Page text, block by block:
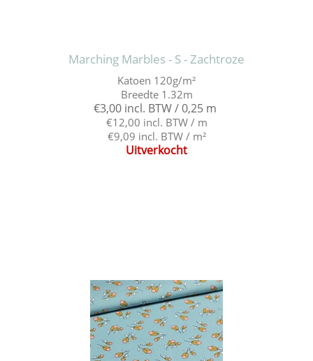
Marching Marbles - S - Zachtroze
Katoen 120g/m²
Breedte 1.32m
€3,00 incl. BTW / 0,25 m
€12,00 incl. BTW / m
€9,09 incl. BTW / m²
Uitverkocht